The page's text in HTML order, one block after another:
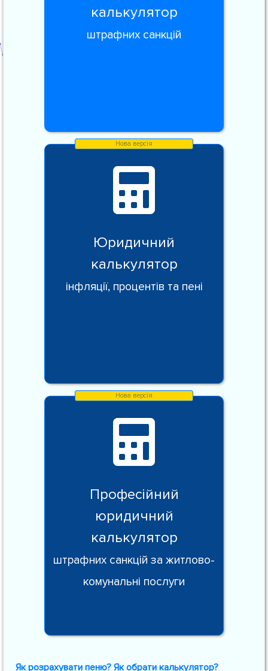
калькулятор
штрафних санкцій
Юридичний
калькулятор
інфляції, процентів та пені
Професійний
юридичний
калькулятор
штрафних санкцій за житлово-
комунальні послуги
Як розрахувати пеню? Як обрати калькулятор?